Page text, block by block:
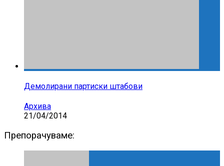
Демолирани партиски штабови
Архива
21/04/2014
Препорачуваме: